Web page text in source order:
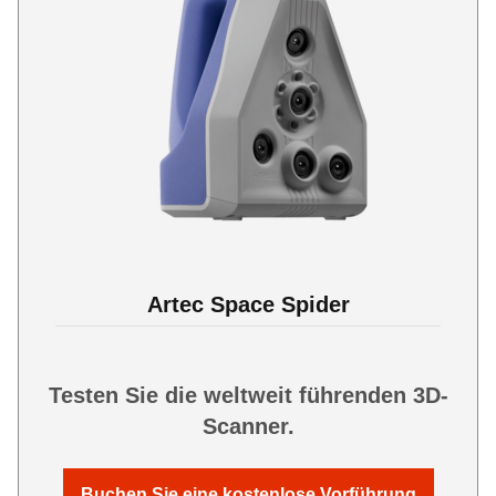
Artec Space Spider
Testen Sie die weltweit führenden 3D-
Scanner.